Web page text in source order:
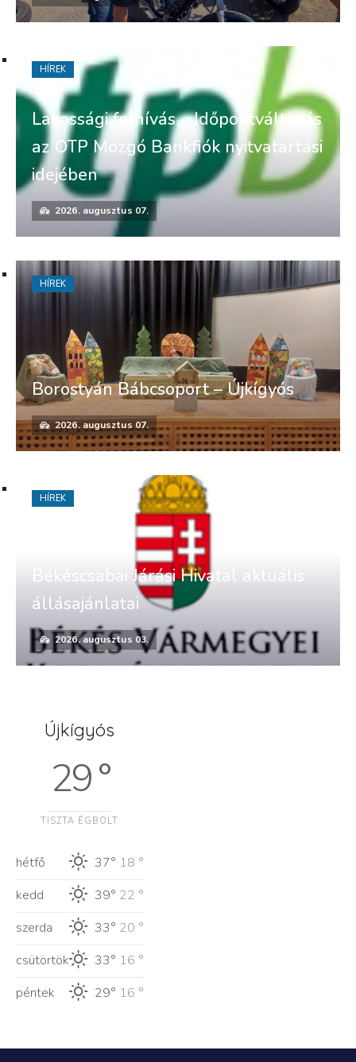
Lakossági felhívás – Időpontváltozás
az OTP Mozgó Bankfiók nyitvatartási
idejében
2026. augusztus 07.
HÍREK
Borostyán Bábcsoport – Újkígyós
2026. augusztus 07.
HÍREK
Békéscsabai Járási Hivatal aktuális
állásajánlatai
2026. augusztus 03.
HÍREK
Újkígyós
29 °
TISZTA ÉGBOLT
hétfő 37° 18 °
kedd
39° 22 °
szerda
33° 20 °
csütörtök
33° 16 °
péntek
29° 16 °